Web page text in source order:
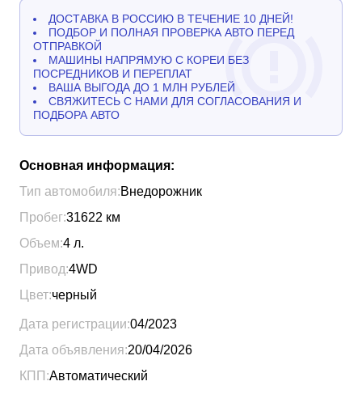
ДОСТАВКА В РОССИЮ В ТЕЧЕНИЕ 10 ДНЕЙ!
ПОДБОР И ПОЛНАЯ ПРОВЕРКА АВТО ПЕРЕД
ОТПРАВКОЙ
МАШИНЫ НАПРЯМУЮ С КОРЕИ БЕЗ
ПОСРЕДНИКОВ И ПЕРЕПЛАТ
ВАША ВЫГОДА ДО 1 МЛН РУБЛЕЙ
СВЯЖИТЕСЬ С НАМИ ДЛЯ СОГЛАСОВАНИЯ И
ПОДБОРА АВТО
Основная информация:
Тип автомобиля:Внедорожник
Пробег:31622 км
Объем:4 л.
Привод:4WD
Цвет:черный
Дата регистрации:04/2023
Дата объявления:20/04/2026
КПП:Автоматический